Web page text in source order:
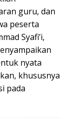
guru, dan
peserta
Syafi’i,
nyata
khususnya
pada